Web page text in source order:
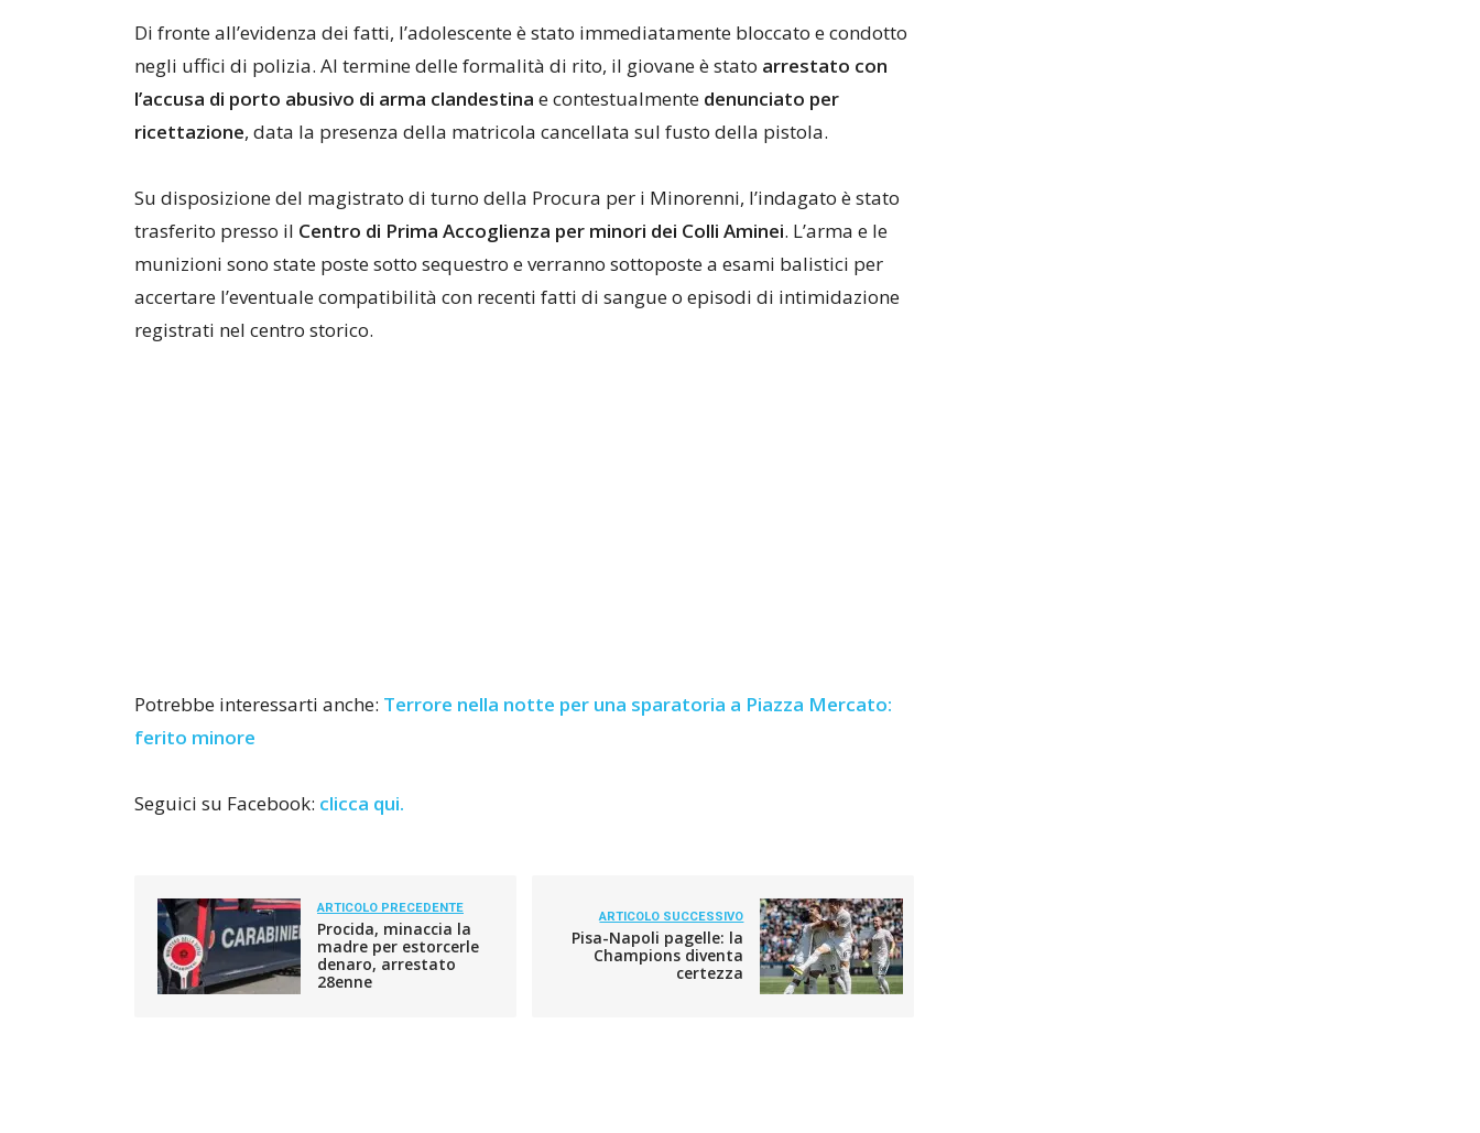
Di fronte all’evidenza dei fatti, l’adolescente è stato immediatamente bloccato e condotto
negli uffici di polizia. Al termine delle formalità di rito, il giovane è stato arrestato con
l’accusa di porto abusivo di arma clandestina e contestualmente denunciato per
ricettazione, data la presenza della matricola cancellata sul fusto della pistola.
Su disposizione del magistrato di turno della Procura per i Minorenni, l’indagato è stato
trasferito presso il Centro di Prima Accoglienza per minori dei Colli Aminei. L’arma e le
munizioni sono state poste sotto sequestro e verranno sottoposte a esami balistici per
accertare l’eventuale compatibilità con recenti fatti di sangue o episodi di intimidazione
registrati nel centro storico.
Potrebbe interessarti anche: Terrore nella notte per una sparatoria a Piazza Mercato:
ferito minore
Seguici su Facebook: clicca qui.
ARTICOLO PRECEDENTE
Procida, minaccia la
madre per estorcerle
denaro, arrestato
28enne
ARTICOLO SUCCESSIVO
Pisa-Napoli pagelle: la
Champions diventa
certezza